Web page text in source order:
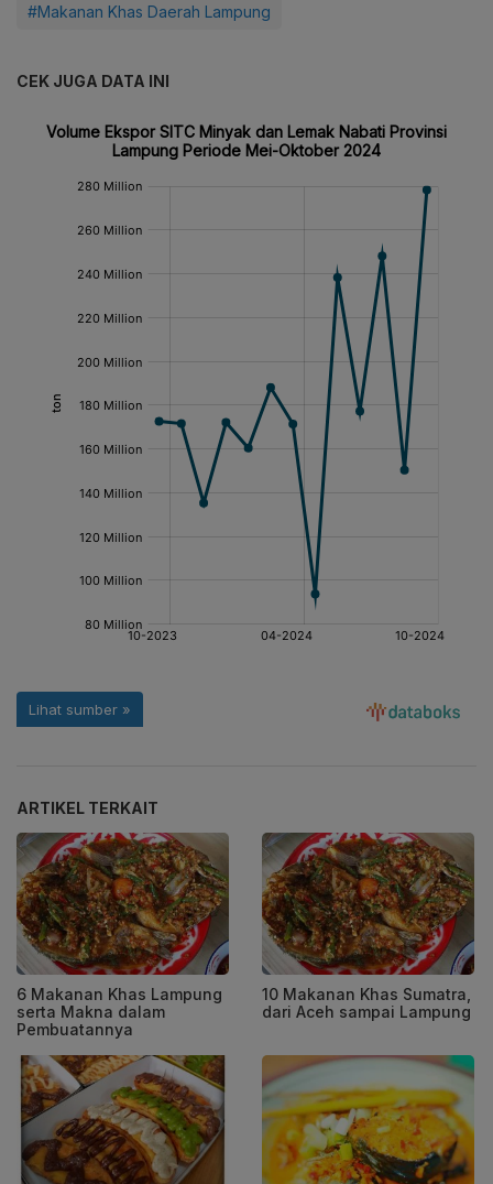
#Makanan Khas Daerah Lampung
CEK JUGA DATA INI
ARTIKEL TERKAIT
6 Makanan Khas Lampung
serta Makna dalam
Pembuatannya
10 Makanan Khas Sumatra,
dari Aceh sampai Lampung